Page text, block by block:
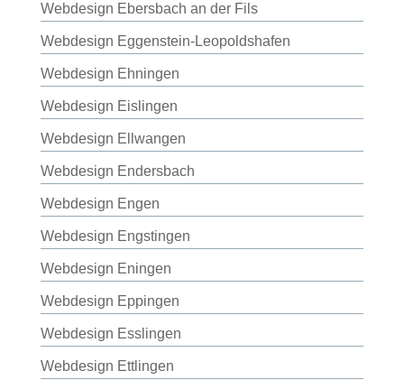
Webdesign Ebersbach an der Fils
Webdesign Eggenstein-Leopoldshafen
Webdesign Ehningen
Webdesign Eislingen
Webdesign Ellwangen
Webdesign Endersbach
Webdesign Engen
Webdesign Engstingen
Webdesign Eningen
Webdesign Eppingen
Webdesign Esslingen
Webdesign Ettlingen